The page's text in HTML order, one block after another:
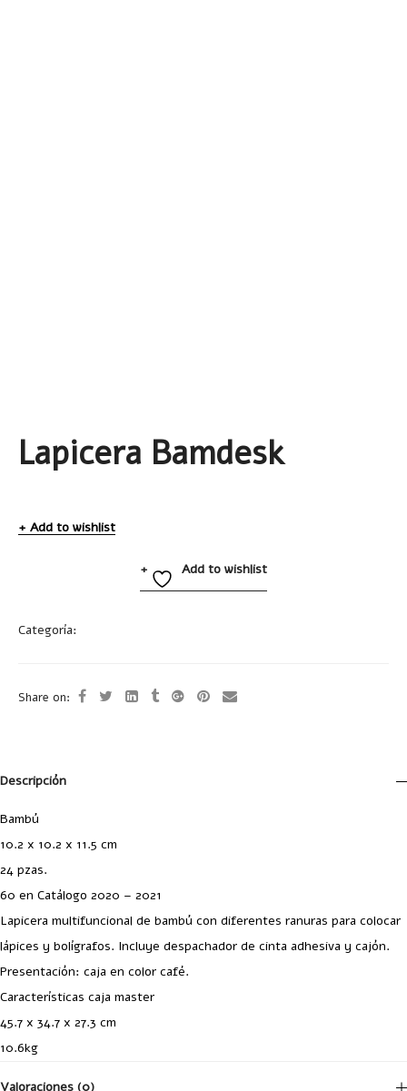
Lapicera Bamdesk
Add to wishlist
Add to wishlist
Categoría:
Share on:
Descripción
Bambú
10.2 x 10.2 x 11.5 cm
24 pzas.
60 en Catálogo 2020 – 2021
Lapicera multifuncional de bambú con diferentes ranuras para colocar
lápices y bolígrafos. Incluye despachador de cinta adhesiva y cajón.
Presentación: caja en color café.
Características caja master
45.7 x 34.7 x 27.3 cm
10.6kg
Valoraciones (0)